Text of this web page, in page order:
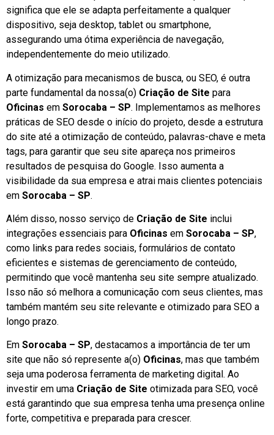
significa que ele se adapta perfeitamente a qualquer
dispositivo, seja desktop, tablet ou smartphone,
assegurando uma ótima experiência de navegação,
independentemente do meio utilizado.
A otimização para mecanismos de busca, ou SEO, é outra
parte fundamental da nossa(o) Criação de Site para
Oficinas em Sorocaba – SP. Implementamos as melhores
práticas de SEO desde o início do projeto, desde a estrutura
do site até a otimização de conteúdo, palavras-chave e meta
tags, para garantir que seu site apareça nos primeiros
resultados de pesquisa do Google. Isso aumenta a
visibilidade da sua empresa e atrai mais clientes potenciais
em Sorocaba – SP.
Além disso, nosso serviço de Criação de Site inclui
integrações essenciais para Oficinas em Sorocaba – SP,
como links para redes sociais, formulários de contato
eficientes e sistemas de gerenciamento de conteúdo,
permitindo que você mantenha seu site sempre atualizado.
Isso não só melhora a comunicação com seus clientes, mas
também mantém seu site relevante e otimizado para SEO a
longo prazo.
Em Sorocaba – SP, destacamos a importância de ter um
site que não só represente a(o) Oficinas, mas que também
seja uma poderosa ferramenta de marketing digital. Ao
investir em uma Criação de Site otimizada para SEO, você
está garantindo que sua empresa tenha uma presença online
forte, competitiva e preparada para crescer.